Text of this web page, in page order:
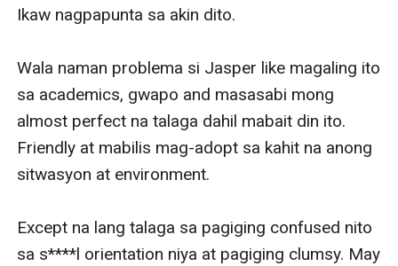
Ikaw nagpapunta sa akin dito.
Wala naman problema si Jasper like magaling ito
sa academics, gwapo and masasabi mong
almost perfect na talaga dahil mabait din ito.
Friendly at mabilis mag-adopt sa kahit na anong
sitwasyon at environment.
Except na lang talaga sa pagiging confused nito
sa s****l orientation niya at pagiging clumsy. May